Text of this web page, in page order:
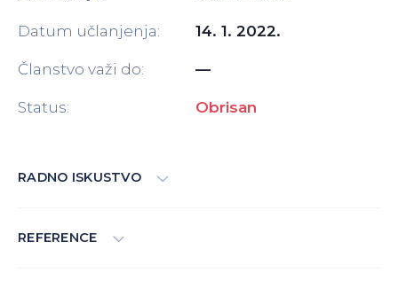
Datum učlanjenja: 14. 1. 2022.
Članstvo važi do: —
Status: Obrisan
RADNO ISKUSTVO
REFERENCE